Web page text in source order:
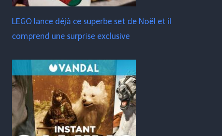
LEGO lance déjà ce superbe set de Noël et il
comprend une surprise exclusive